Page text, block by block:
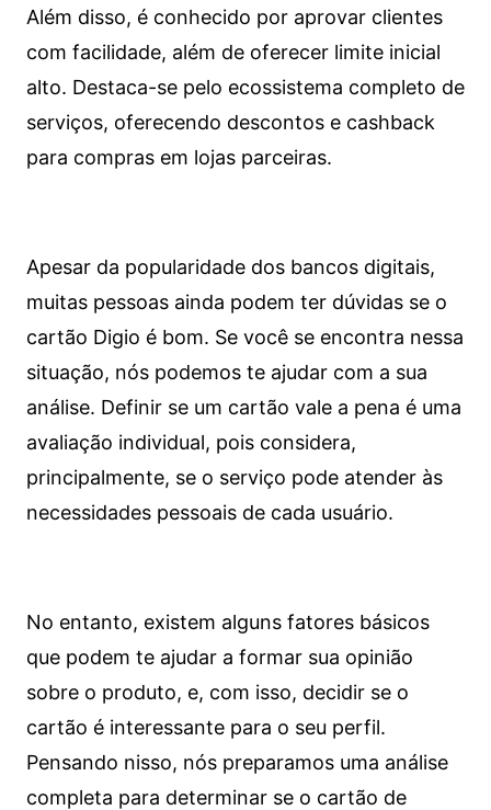
Além disso, é conhecido por aprovar clientes
com facilidade, além de oferecer limite inicial
alto. Destaca-se pelo ecossistema completo de
serviços, oferecendo descontos e cashback
para compras em lojas parceiras.
Apesar da popularidade dos bancos digitais,
muitas pessoas ainda podem ter dúvidas se o
cartão Digio é bom. Se você se encontra nessa
situação, nós podemos te ajudar com a sua
análise. Definir se um cartão vale a pena é uma
avaliação individual, pois considera,
principalmente, se o serviço pode atender às
necessidades pessoais de cada usuário.
No entanto, existem alguns fatores básicos
que podem te ajudar a formar sua opinião
sobre o produto, e, com isso, decidir se o
cartão é interessante para o seu perfil.
Pensando nisso, nós preparamos uma análise
completa para determinar se o cartão de